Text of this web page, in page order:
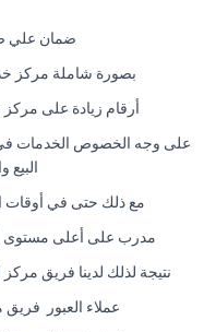
ضمان علي
بصورة شاملة مركز
أرقام زيادة على مركز
على وجه الخصوص الخدمات
البيع
مع ذلك حتى في أوقات
مدرب على أعلى مستوى
نتيجة لذلك لدينا فريق
عملاء العبور